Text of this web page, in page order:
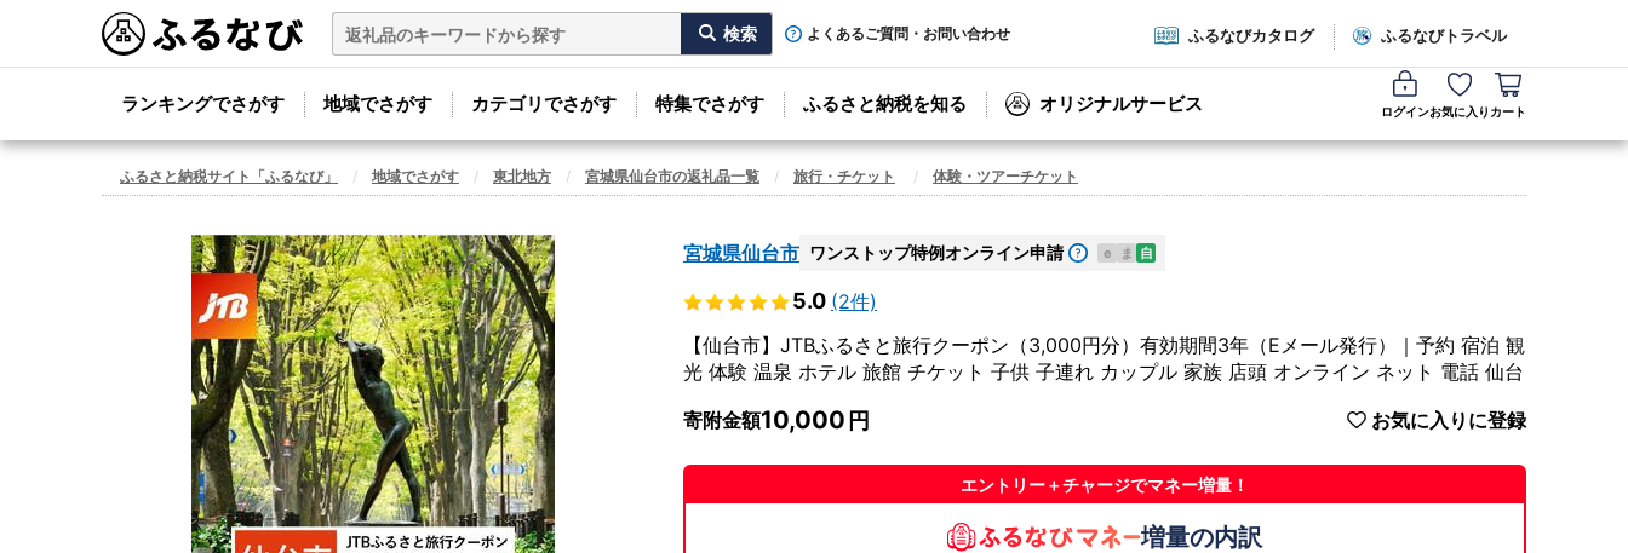
よくあるご質問・お問い合わせ ふるなびカタログ ふるなびトラベル
ランキングでさがす 地域でさがす カテゴリでさがす 特集でさがす ふるさと納税を知る オリジナルサービス ログインお気に入り カート
ふるさと納税サイト「ふるなび」 地域でさがす 東北地方 宮城県仙台市の返礼品一覧 旅行・チケット 体験・ツアーチケット
宮城県仙台市 ワンストップ特例オンライン申請 e ま 自
5.0 (2件)
【仙台市】JTBふるさと旅行クーポン（3,000円分）有効期間3年（Eメール発行）｜予約 宿泊 観
光 体験 温泉 ホテル 旅館 チケット 子供 子連れ カップル 家族 店頭 オンライン ネット 電話 仙台
寄附金額10,000 お気に入りに登録
エントリー＋チャージでマネー増量！
増量の内訳